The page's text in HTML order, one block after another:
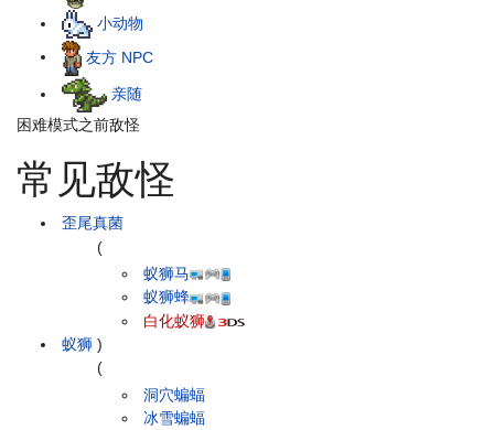
小动物
友方 NPC
亲随
困难模式之前敌怪
常见敌怪
歪尾真菌
蚁狮
(
蚁狮马
蚁狮蜂
白化蚁狮
)
(
洞穴蝙蝠
冰雪蝙蝠